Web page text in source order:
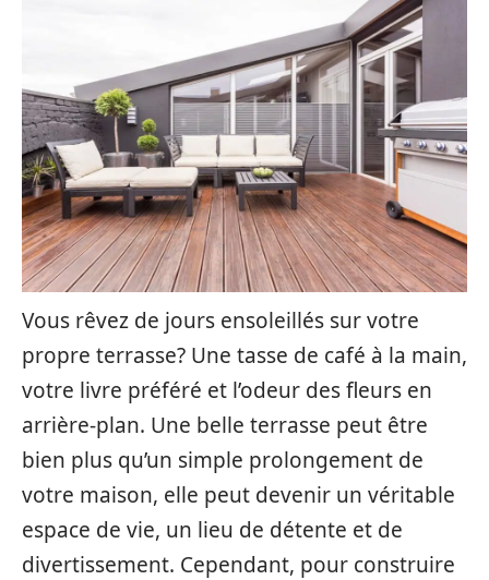
Vous rêvez de jours ensoleillés sur votre
propre terrasse? Une tasse de café à la main,
votre livre préféré et l’odeur des fleurs en
arrière-plan. Une belle terrasse peut être
bien plus qu’un simple prolongement de
votre maison, elle peut devenir un véritable
espace de vie, un lieu de détente et de
divertissement. Cependant, pour construire